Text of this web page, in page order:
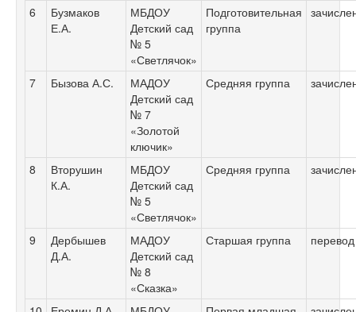
6
Бузмаков
Е.А.
МБДОУ
Детский сад
№ 5
«Светлячок»
Подготовительная
группа
7 Бызова А.С.
МАДОУ
Детский сад
№ 7
«Золотой
ключик»
Средняя группа
8
Вторушин
К.А.
МБДОУ
Детский сад
№ 5
«Светлячок»
Средняя группа
9
Дербышев
Д.А.
МАДОУ
Детский сад
№ 8
«Сказка»
Старшая группа перевод